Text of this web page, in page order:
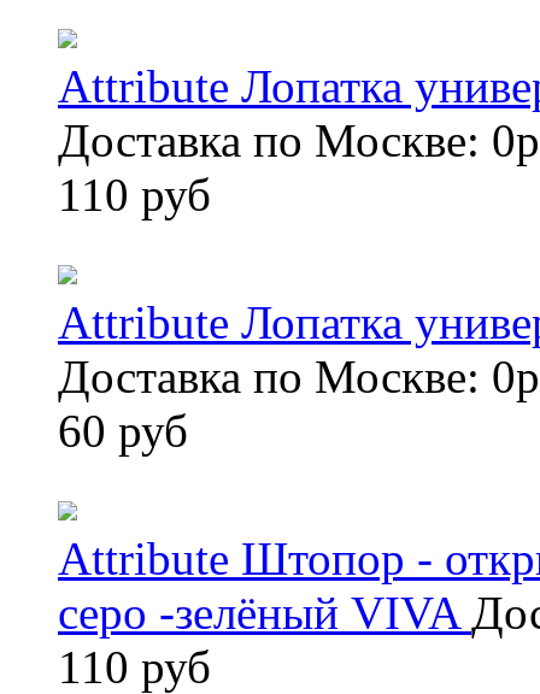
Attribute Лопатка
Доставка по Москве:
110 руб
Attribute Лопатка
Доставка по Москве:
60 руб
Attribute Штопор -
серо -зелёный VIVA
110 руб